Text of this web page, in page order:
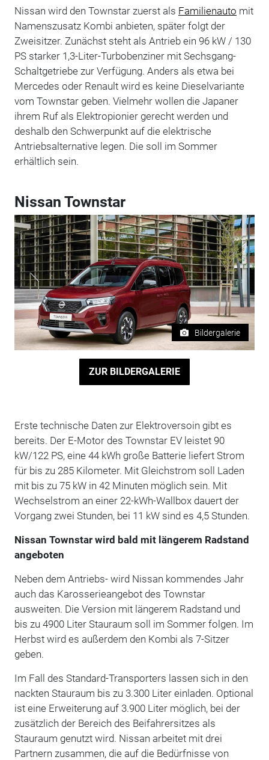
Nissan wird den Townstar zuerst als Familienauto mit
Namenszusatz Kombi anbieten, später folgt der
Zweisitzer. Zunächst steht als Antrieb ein 96 kW / 130
PS starker 1,3-Liter-Turbobenziner mit Sechsgang-
Schaltgetriebe zur Verfügung. Anders als etwa bei
Mercedes oder Renault wird es keine Dieselvariante
vom Townstar geben. Vielmehr wollen die Japaner
ihrem Ruf als Elektropionier gerecht werden und
deshalb den Schwerpunkt auf die elektrische
Antriebsalternative legen. Die soll im Sommer
erhältlich sein.
Nissan Townstar
Bildergalerie
ZUR BILDERGALERIE
Erste technische Daten zur Elektroversoin gibt es
bereits. Der E-Motor des Townstar EV leistet 90
kW/122 PS, eine 44 kWh große Batterie liefert Strom
für bis zu 285 Kilometer. Mit Gleichstrom soll Laden
mit bis zu 75 kW in 42 Minuten möglich sein. Mit
Wechselstrom an einer 22-kWh-Wallbox dauert der
Vorgang zwei Stunden, bei 11 kW sind es 4,5 Stunden.
Nissan Townstar wird bald mit längerem Radstand
angeboten
Neben dem Antriebs- wird Nissan kommendes Jahr
auch das Karosserieangebot des Townstar
ausweiten. Die Version mit längerem Radstand und
bis zu 4900 Liter Stauraum soll im Sommer folgen. Im
Herbst wird es außerdem den Kombi als 7-Sitzer
geben.
Im Fall des Standard-Transporters lassen sich in den
nackten Stauraum bis zu 3.300 Liter einladen. Optional
ist eine Erweiterung auf 3.900 Liter möglich, bei der
zusätzlich der Bereich des Beifahrersitzes als
Stauraum genutzt wird. Nissan arbeitet mit drei
Partnern zusammen, die auf die Bedürfnisse von